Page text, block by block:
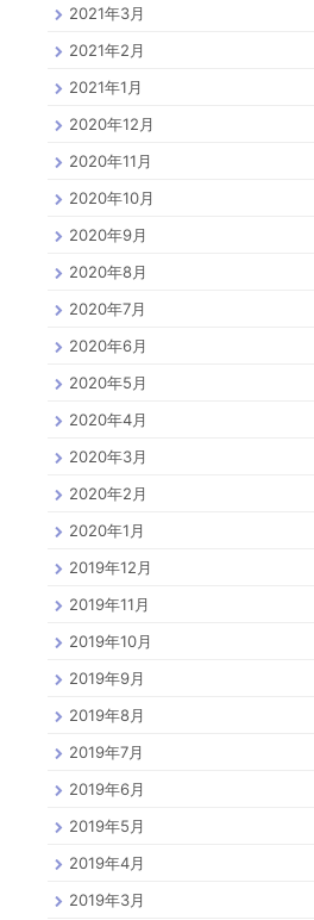
2021年3月
2021年2月
2021年1月
2020年12月
2020年11月
2020年10月
2020年9月
2020年8月
2020年7月
2020年6月
2020年5月
2020年4月
2020年3月
2020年2月
2020年1月
2019年12月
2019年11月
2019年10月
2019年9月
2019年8月
2019年7月
2019年6月
2019年5月
2019年4月
2019年3月